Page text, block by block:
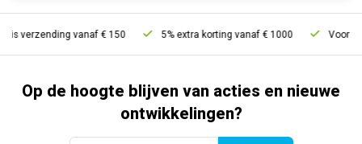
verzending vanaf € 150 5% extra korting vanaf € 1000 Voor
Op de hoogte blijven van acties en nieuwe
ontwikkelingen?